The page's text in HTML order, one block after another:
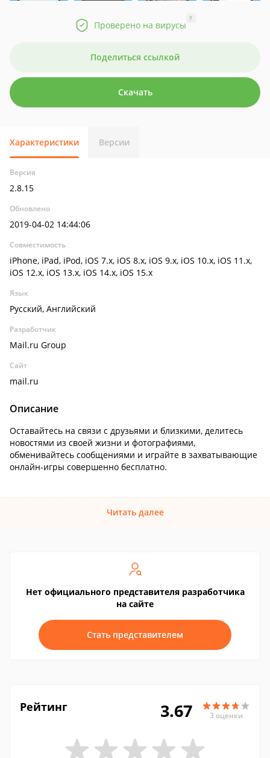
Проверено на вирусы
?
Поделиться ссылкой
Скачать
Характеристики Версии
Версия
2.8.15
Обновлено
2019-04-02 14:44:06
Совместимость
iPhone, iPad, iPod, iOS 7.x, iOS 8.x, iOS 9.x, iOS 10.x, iOS 11.x,
iOS 12.x, iOS 13.x, iOS 14.x, iOS 15.x
Язык
Русский, Английский
Разработчик
Mail.ru Group
Сайт
mail.ru
Описание
Оставайтесь на связи с друзьями и близкими, делитесь
новостями из своей жизни и фотографиями,
обменивайтесь сообщениями и играйте в захватывающие
онлайн-игры совершенно бесплатно.
Читать далее
Нет официального представителя разработчика
на сайте
Стать представителем
Рейтинг 3.67 3 оценки